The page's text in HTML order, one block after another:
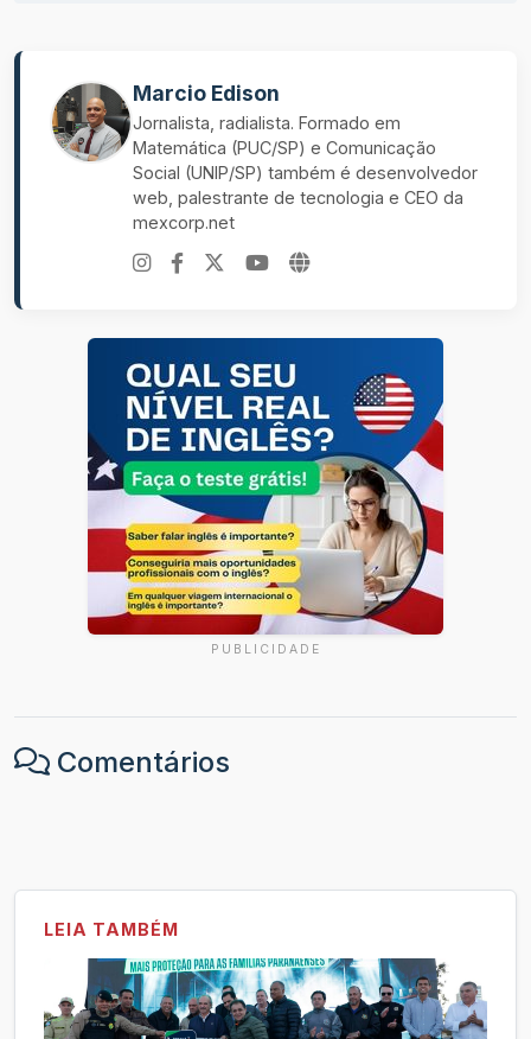
Marcio Edison
Jornalista, radialista. Formado em
Matemática (PUC/SP) e Comunicação
Social (UNIP/SP) também é desenvolvedor
web, palestrante de tecnologia e CEO da
mexcorp.net
PUBLICIDADE
Comentários
LEIA TAMBÉM